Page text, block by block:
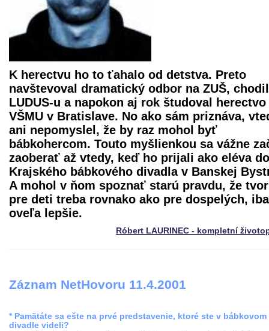
K herectvu ho to ťahalo od detstva. Preto
navštevoval dramatický odbor na ZUŠ,
LUDUS-u a napokon aj rok študoval herectvo
VŠMU v Bratislave. No ako sám priznáva,
ani nepomyslel, že by raz mohol byť
bábkohercom. Touto myšlienkou sa vážne
zaoberať až vtedy, keď ho prijali ako eléva do
Krajského bábkového divadlav Banskej
A mohol v ňom spoznať starú pravdu, že
pre deti treba rovnako ako pre dospelých,
oveľa lepšie.
Róbert LAURINEC - kompletní
Záznam NetHovoru 11.4.2001
* Pamätáte sa ešte na prvé predstavenie, ktoré ste v bábkovom
divadle videli?